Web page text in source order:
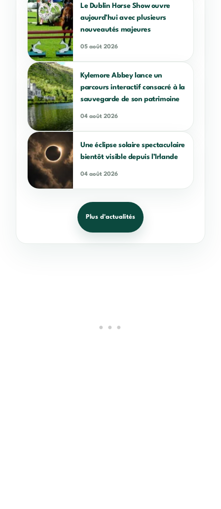
Le Dublin Horse Show ouvre
aujourd’hui avec plusieurs
nouveautés majeures
05 août 2026
Kylemore Abbey lance un
parcours interactif consacré à la
sauvegarde de son patrimoine
04 août 2026
Une éclipse solaire spectaculaire
bientôt visible depuis l’Irlande
04 août 2026
Plus d'actualités